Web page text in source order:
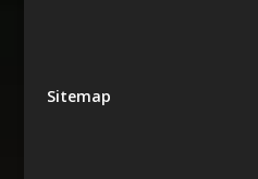
Sitemap